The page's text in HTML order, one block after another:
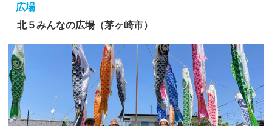
広場
北５みんなの広場（茅ヶ崎市）